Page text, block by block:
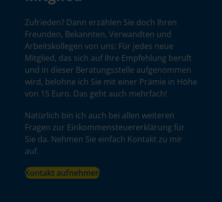
Zufrieden? Dann erzählen Sie doch Ihren
Freunden, Bekannten, Verwandten und
Arbeitskollegen von uns: Für jedes neue
Mitglied, das sich auf Ihre Empfehlung beruft
und in dieser Beratungsstelle aufgenommen
wird, belohne ich Sie mit einer Prämie in Höhe
von 15 Euro. Das geht auch mehrfach!
Natürlich bin ich auch bei allen weiteren
Fragen zur Einkommensteuererklärung für
Sie da. Nehmen Sie einfach Kontakt zu mir
auf.
Kontakt aufnehmen